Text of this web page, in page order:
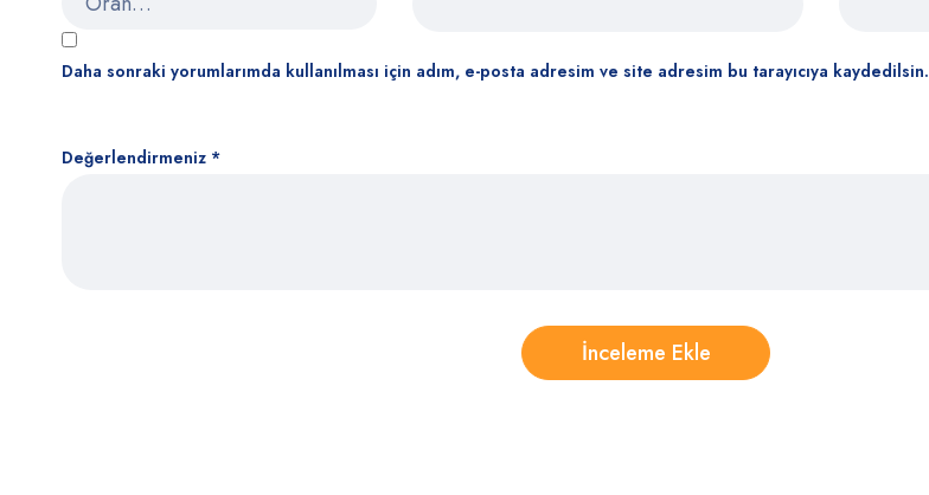
Değerlendirmeniz *
Daha sonraki yorumlarımda kullanılması için adım, e-posta adresim ve site adresim bu tarayıcıya kaydedilsin.